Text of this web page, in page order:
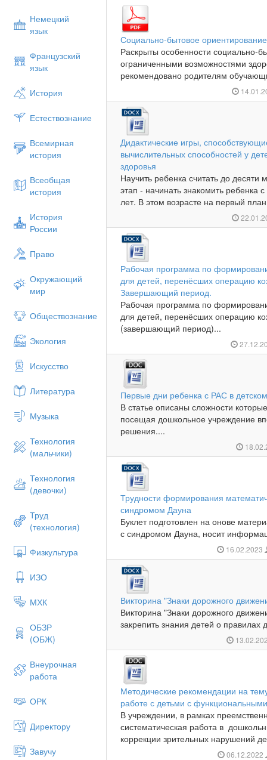
Немецкий
язык
Французский
язык
История
Естествознание
Всемирная
история
Всеобщая
история
История
России
Право
Окружающий
мир
Обществознание
Экология
Искусство
Литература
Музыка
Технология
(мальчики)
Технология
(девочки)
Труд
(технология)
Физкультура
ИЗО
МХК
ОБЗР
(ОБЖ)
Внеурочная
работа
ОРК
Директору
Завучу
Социально-бытовое
Раскрыты особенности социально-
ограниченными возможностями
рекомендовано родителям
Дидактические игры,
вычислительных способностей у
здоровья
Научить ребенка считать до
этап - начинать знакомить
лет. В этом возрасте на первый
Рабочая программа по
для детей, перенёсших операцию
Завершающий период.
Рабочая программа по
для детей, перенёсших операцию
(завершающий период)...
Первые дни ребенка с РАС в
В статье описаны сложности
посещая дошкольное учреждение
решения....
Трудности формирования
синдромом Дауна
Буклет подготовлен на онове
с синдромом Дауна, носит
16.02.2023
Викторина "Знаки дорожного
Викторина "Знаки дорожного
закрепить знания детей о
Методические рекомендации на
работе с детьми с
В учреждении, в рамках
систематическая работа в
коррекции зрительных нарушений
06.12.2022